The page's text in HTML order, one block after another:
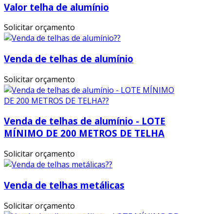
Valor telha de alumínio
Solicitar orçamento
Venda de telhas de alumínio
Solicitar orçamento
Venda de telhas de alumínio - LOTE
MÍNIMO DE 200 METROS DE TELHA
Solicitar orçamento
Venda de telhas metálicas
Solicitar orçamento